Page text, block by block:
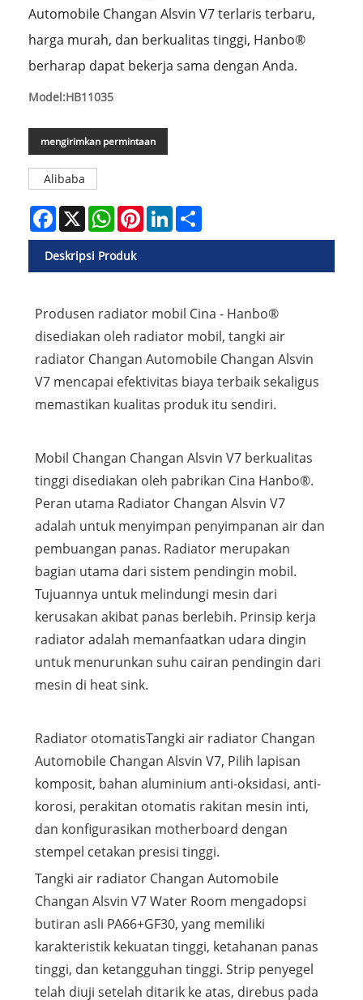
Automobile Changan Alsvin V7 terlaris terbaru,
harga murah, dan berkualitas tinggi, Hanbo®
berharap dapat bekerja sama dengan Anda.
Model:HB11035
mengirimkan permintaan
Alibaba
Facebook
X WhatsAppPinterestLinkedIn
Deskripsi Produk
Produsen radiator mobil Cina - Hanbo®
disediakan oleh radiator mobil, tangki air
radiator Changan Automobile Changan Alsvin
V7 mencapai efektivitas biaya terbaik sekaligus
memastikan kualitas produk itu sendiri.
Mobil Changan Changan Alsvin V7 berkualitas
tinggi disediakan oleh pabrikan Cina Hanbo®.
Peran utama Radiator Changan Alsvin V7
adalah untuk menyimpan penyimpanan air dan
pembuangan panas. Radiator merupakan
bagian utama dari sistem pendingin mobil.
Tujuannya untuk melindungi mesin dari
kerusakan akibat panas berlebih. Prinsip kerja
radiator adalah memanfaatkan udara dingin
untuk menurunkan suhu cairan pendingin dari
mesin di heat sink.
Radiator otomatisTangki air radiator Changan
Automobile Changan Alsvin V7, Pilih lapisan
komposit, bahan aluminium anti-oksidasi, anti-
korosi, perakitan otomatis rakitan mesin inti,
dan konfigurasikan motherboard dengan
stempel cetakan presisi tinggi.
Tangki air radiator Changan Automobile
Changan Alsvin V7 Water Room mengadopsi
butiran asli PA66+GF30, yang memiliki
karakteristik kekuatan tinggi, ketahanan panas
tinggi, dan ketangguhan tinggi. Strip penyegel
telah diuji setelah ditarik ke atas, direbus pada